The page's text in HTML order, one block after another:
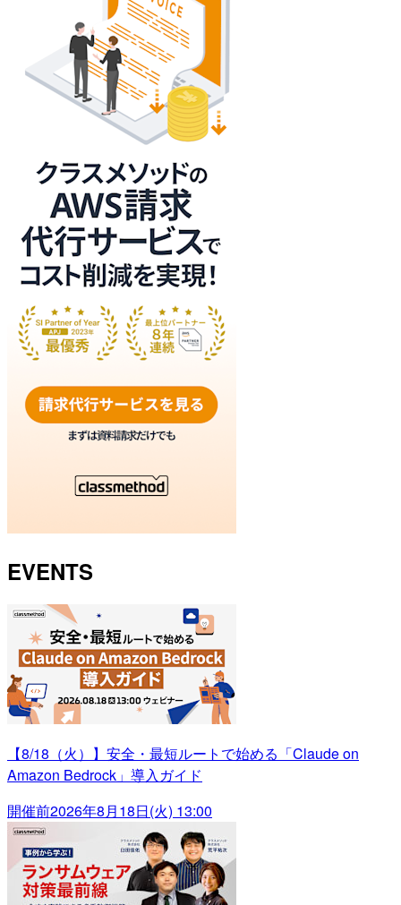
EVENTS
【8/18（火）】安全・最短ルートで始める「Claude on
Amazon Bedrock」導入ガイド
開催前2026年8月18日(火) 13:00